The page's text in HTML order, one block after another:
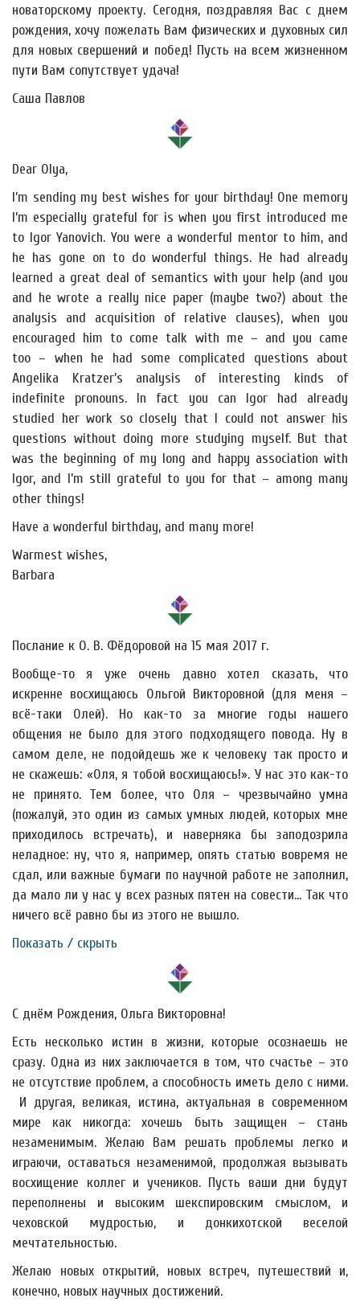
новаторскому проекту. Сегодня, поздравляя Вас с днем
рождения, хочу пожелать Вам физических и духовных сил
для новых свершений и побед! Пусть на всем жизненном
пути Вам сопутствует удача!
Саша Павлов
Dear Olya,
I’m sending my best wishes for your birthday! One memory
I’m especially grateful for is when you first introduced me
to Igor Yanovich. You were a wonderful mentor to him, and
he has gone on to do wonderful things. He had already
learned a great deal of semantics with your help (and you
and he wrote a really nice paper (maybe two?) about the
analysis and acquisition of relative clauses), when you
encouraged him to come talk with me – and you came
too – when he had some complicated questions about
Angelika Kratzer’s analysis of interesting kinds of
indefinite pronouns. In fact you can Igor had already
studied her work so closely that I could not answer his
questions without doing more studying myself. But that
was the beginning of my long and happy association with
Igor, and I’m still grateful to you for that – among many
other things!
Have a wonderful birthday, and many more!
Warmest wishes,
Barbara
Послание к О. В. Фёдоровой на 15 мая 2017 г.
Вообще-то я уже очень давно хотел сказать, что
искренне восхищаюсь Ольгой Викторовной (для меня –
всё-таки Олей). Но как-то за многие годы нашего
общения не было для этого подходящего повода. Ну в
самом деле, не подойдешь же к человеку так просто и
не скажешь: «Оля, я тобой восхищаюсь!». У нас это как-то
не принято. Тем более, что Оля – чрезвычайно умна
(пожалуй, это один из самых умных людей, которых мне
приходилось встречать), и наверняка бы заподозрила
неладное: ну, что я, например, опять статью вовремя не
сдал, или важные бумаги по научной работе не заполнил,
да мало ли у нас у всех разных пятен на совести… Так что
ничего всё равно бы из этого не вышло.
Показать / скрыть
С днём Рождения, Ольга Викторовна!
Есть несколько истин в жизни, которые осознаешь не
сразу. Одна из них заключается в том, что счастье – это
не отсутствие проблем, а способность иметь дело с ними.
И другая, великая, истина, актуальная в современном
мире как никогда: хочешь быть защищен – стань
незаменимым. Желаю Вам решать проблемы легко и
играючи, оставаться незаменимой, продолжая вызывать
восхищение коллег и учеников. Пусть ваши дни будут
переполнены и высоким шекспировским смыслом, и
чеховской мудростью, и донкихотской веселой
мечтательностью.
Желаю новых открытий, новых встреч, путешествий и,
конечно, новых научных достижений.